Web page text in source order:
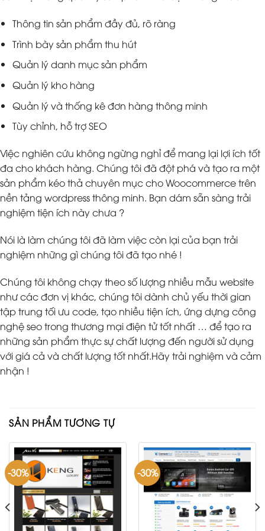
Thông tin sản phẩm đầy đủ, rõ ràng
Trình bày sản phẩm thu hút
Quản lý danh mục sản phẩm
Quản lý kho hàng
Quản lý và thống kê đơn hàng thông minh
Tùy chỉnh, hỗ trợ SEO
Việc nghiên cứu không ngừng nghỉ để mang lại lợi ích tốt
đa cho khách hàng. Chúng tôi đã đột phá và tạo ra một
sản phẩm kéo thả chuyên mục cho Woocommerce trên
nền tảng wordpress thông minh. Bạn dám sẵn sàng trải
nghiệm tiện ích này chưa ?
Nói là làm chúng tôi đã làm việc còn lại của bạn trải
nghiệm những gì chúng tôi đã tạo nhé !
Chúng tôi không chạy theo số lượng nhiều mẫu website
như các đơn vị khác, chúng tôi dành chủ yếu thời gian
tập trung tối ưu code, tạo nhiều tiện ích, ứng dựng công
nghệ seo trong thương mại điện tử tốt nhất … để tạo ra
những sản phẩm thực sự chất lượng đến người sử dụng
với giá cả và chất lượng tốt nhất.Hãy trải nghiệm và cảm
nhận !
SẢN PHẨM TƯƠNG TỰ
-30% -30%